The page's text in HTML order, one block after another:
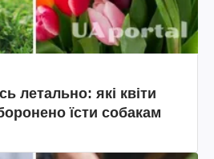
летально: які квіти
їсти собакам